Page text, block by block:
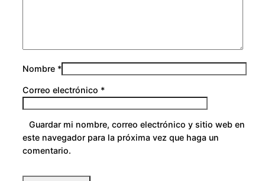
Nombre *
Correo electrónico *
Guardar mi nombre, correo electrónico y sitio web en
este navegador para la próxima vez que haga un
comentario.